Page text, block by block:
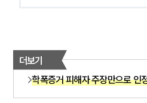
더보기
학폭증거 피해자 주장만으로 인